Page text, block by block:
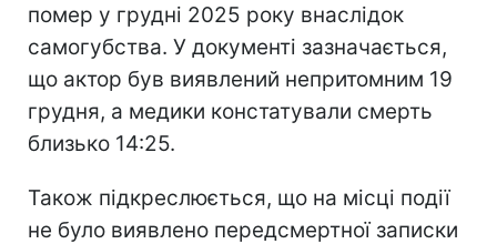
помер у грудні 2025 року внаслідок
самогубства. У документі зазначається,
що актор був виявлений непритомним 19
грудня, а медики констатували смерть
близько 14:25.
Також підкреслюється, що на місці події
не було виявлено передсмертної записки